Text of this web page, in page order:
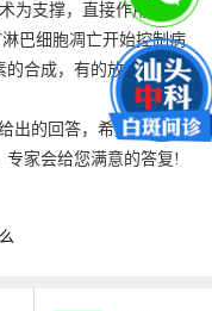
为支撑，直接作用于
巴细胞凋亡开始控制病
的合成，有的放矢、标本
出的回答，希望能给患者
家会给您满意的答复!